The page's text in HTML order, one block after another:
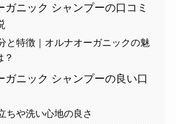
ガニック シャンプーの口コミ
と特徴｜オルナオーガニックの魅
？
ガニック シャンプーの良い口
ちや洗い心地の良さ